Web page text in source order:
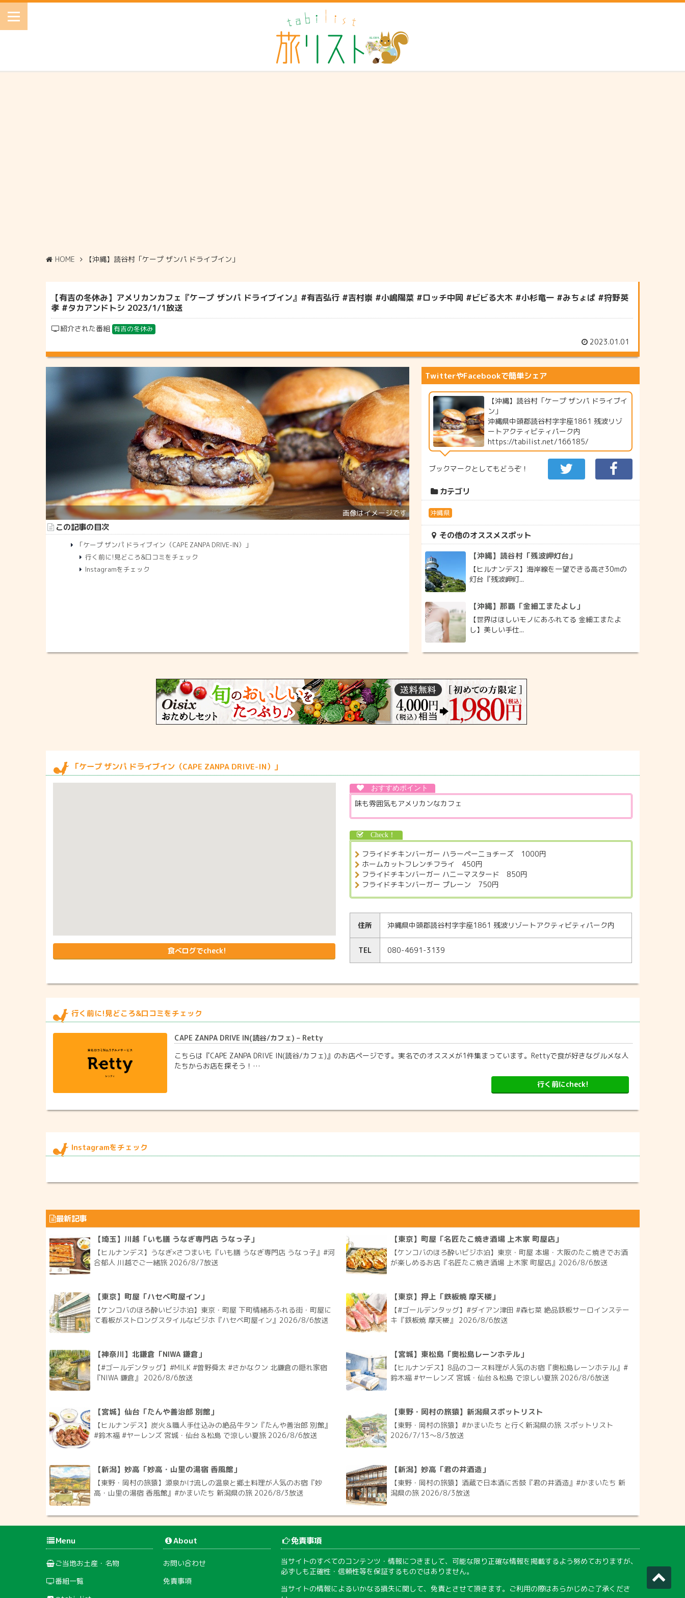
HOME 【沖縄】読谷村「ケープ ザンパ ドライブイン」
【有吉の冬休み】アメリカンカフェ『ケープ ザンパ ドライブイン』#有吉弘行 #吉村崇 #小嶋陽菜 #ロッチ中岡 #ビビる大木 #小杉竜一 #みちょぱ #狩野英
孝 #タカアンドトシ 2023/1/1放送
紹介された番組 有吉の冬休み
2023.01.01
この記事の目次
「ケープ ザンパ ドライブイン（CAPE ZANPA DRIVE-IN）」
行く前に!見どころ&口コミをチェック
Instagramをチェック
TwitterやFacebookで簡単シェア
【沖縄】読谷村「ケープ ザンパ ドライブイ
ン」
沖縄県中頭郡読谷村字宇座1861 残波リゾ
ートアクティビティパーク内
https://tabilist.net/166185/
ブックマークとしてもどうぞ！
カテゴリ
沖縄県
その他のオススメスポット
【沖縄】読谷村「残波岬灯台」
【ヒルナンデス】海岸線を一望できる高さ30mの
灯台『残波岬灯...
【沖縄】那覇「金細工またよし」
【世界はほしいモノにあふれてる 金細工またよ
し】美しい手仕...
「ケープ ザンパ ドライブイン（CAPE ZANPA DRIVE-IN）」
食べログでcheck!
味も雰囲気もアメリカンなカフェ
フライドチキンバーガー ハラーペーニョチーズ 1000円
ホームカットフレンチフライ 450円
フライドチキンバーガー ハニーマスタード 850円
フライドチキンバーガー プレーン 750円
住所 沖縄県中頭郡読谷村字宇座1861 残波リゾートアクティビティパーク内
TEL 080-4691-3139
行く前に!見どころ&口コミをチェック
CAPE ZANPA DRIVE IN(読谷/カフェ) – Retty
こちらは『CAPE ZANPA DRIVE IN(読谷/カフェ)』のお店ページです。実名でのオススメが1件集まっています。Rettyで食が好きなグルメな人
たちからお店を探そう！…
行く前にcheck!
Instagramをチェック
最新記事
【埼玉】川越「いも膳 うなぎ専門店 うなっ子」
【ヒルナンデス】うなぎ×さつまいも『いも膳 うなぎ専門店 うなっ子』#河
合郁人 川越でご一緒旅 2026/8/7放送
【東京】町屋「名匠たこ焼き酒場 上木家 町屋店」
【ケンコバのほろ酔いビジホ泊】東京・町屋 本場・大阪のたこ焼きでお酒
が楽しめるお店『名匠たこ焼き酒場 上木家 町屋店』2026/8/6放送
【東京】町屋「ハセベ町屋イン」
【ケンコバのほろ酔いビジホ泊】東京・町屋 下町情緒あふれる街・町屋に
て看板がストロングスタイルなビジホ『ハセベ町屋イン』2026/8/6放送
【東京】押上「鉄板焼 摩天楼」
【#ゴールデンタッグ】#ダイアン津田 #森七菜 絶品鉄板サーロインステー
キ『鉄板焼 摩天楼』 2026/8/6放送
【神奈川】北鎌倉「NIWA 鎌倉」
【#ゴールデンタッグ】#MILK #曽野舜太 #さかなクン 北鎌倉の隠れ家宿
『NIWA 鎌倉』 2026/8/6放送
【宮城】東松島「奥松島レーンホテル」
【ヒルナンデス】8品のコース料理が人気のお宿『奥松島レーンホテル』#
鈴木福 #ヤーレンズ 宮城・仙台＆松島 で涼しい夏旅 2026/8/6放送
【宮城】仙台「たんや善治郎 別館」
【ヒルナンデス】炭火＆職人手仕込みの絶品牛タン『たんや善治郎 別館』
#鈴木福 #ヤーレンズ 宮城・仙台＆松島 で涼しい夏旅 2026/8/6放送
【東野・岡村の旅猿】新潟県スポットリスト
【東野・岡村の旅猿】#かまいたち と行く新潟県の旅 スポットリスト
2026/7/13〜8/3放送
【新潟】妙高「妙高・山里の湯宿 香風館」
【東野・岡村の旅猿】源泉かけ流しの温泉と郷土料理が人気のお宿『妙
高・山里の湯宿 香風館』#かまいたち 新潟県の旅 2026/8/3放送
【新潟】妙高「君の井酒造」
【東野・岡村の旅猿】酒蔵で日本酒に舌鼓『君の井酒造』#かまいたち 新
潟県の旅 2026/8/3放送
Menu
ご当地お土産・名物
番組一覧
About
お問い合わせ
免責事項
免責事項
当サイトのすべてのコンテンツ・情報につきまして、可能な限り正確な情報を掲載するよう努めておりますが、
必ずしも正確性・信頼性等を保証するものではありません。
当サイトの情報によるいかなる損失に関して、免責とさせて頂きます。ご利用の際はあらかじめご了承くださ